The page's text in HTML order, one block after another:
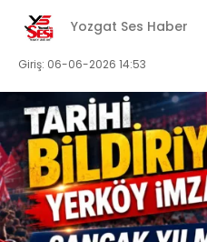
Yozgat Ses Haber
Giriş: 06-06-2026 14:53